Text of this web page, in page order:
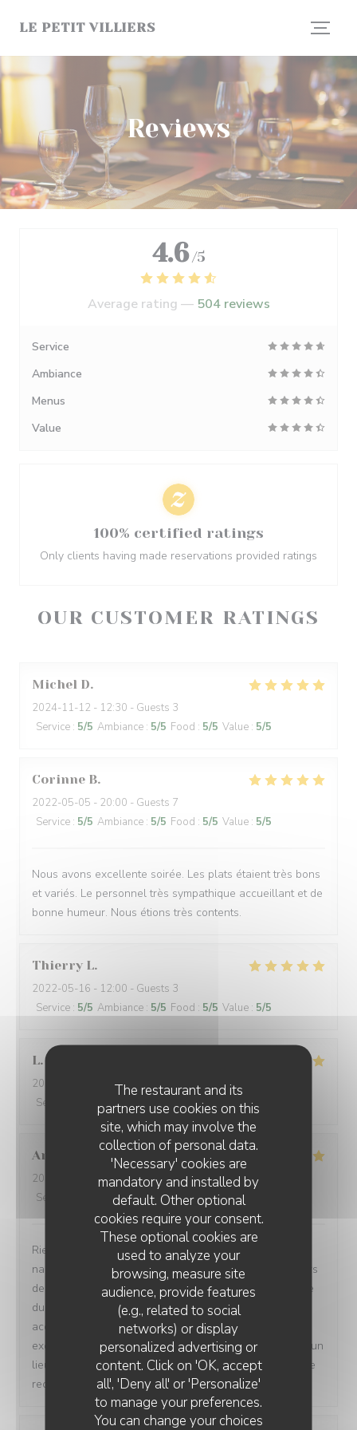
The restaurant and its
partners use cookies on this
site, which may involve the
collection of personal data.
'Necessary' cookies are
mandatory and installed by
default. Other optional
cookies require your consent.
These optional cookies are
used to analyze your
browsing, measure site
audience, provide features
(e.g., related to social
networks) or display
personalized advertising or
content. Click on 'OK, accept
all', 'Deny all' or 'Personalize'
to manage your preferences.
You can change your choices
LE PETIT VILLIERS
Reviews
OUR CUSTOMER RATINGS
Michel D
2024-11-12 - 12:30 - Guests 3
Service : 5/5 Ambiance : 5/5 Food : 5/5 Value : 5/5
Corinne B
2022-05-05 - 20:00 - Guests 7
Service : 5/5 Ambiance : 5/5 Food : 5/5 Value : 5/5
Nous avons excellente soirée. Les plats étaient très bons
et variés. Le personnel très sympathique accueillant et de
bonne humeur. Nous étions très contents.
Thierry L
2022-05-16 - 12:00 - Guests 3
Service : 5/5 Ambiance : 5/5 Food : 5/5 Value : 5/5
L
2022-05-14
- 13:30 - Guests 3
Service
Ambiance: 4/5 Food:5/5 Value: 5
Anne-Sophie N
2022-05-14
- 12:30 - Guests 2
Service
Ambiance :5 /5 Food :4/5 Value
Rien à redire. Cadre petit bistro sympathique avec ses
nappes carreaux rouges., terrasse agréable en ces jours
de beau temps, service rapide et souriant. Fidèle adepte
du carpaccio, celui ci est excellent et généreux,
accompagné d’excellentes frites maison et d’une stade
exceptionnellement bien assaisonnée. Cela va devenir un
lieu de rendez vous pour reapas avec mes enfants. Je le
recommande sans retenue
4.6 /5
Average rating — 504 reviews
Service
Ambiance
Menus
Value
100% certified ratings
Only clients having made reservations provided ratings
LE PETIT VILLIERS